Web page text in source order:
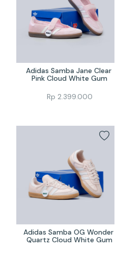
Adidas Samba Jane Clear
Pink Cloud White Gum
Rp 2.399.000
Adidas Samba OG Wonder
Quartz Cloud White Gum